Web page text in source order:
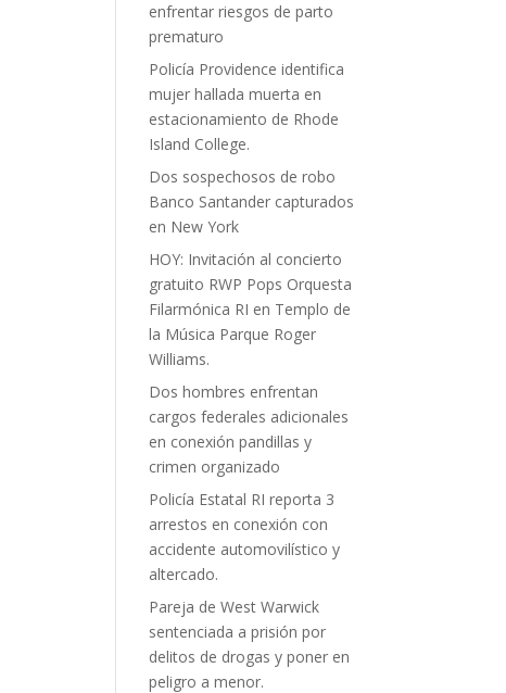
enfrentar riesgos de parto
prematuro
Policía Providence identifica
mujer hallada muerta en
estacionamiento de Rhode
Island College.
Dos sospechosos de robo
Banco Santander capturados
en New York
HOY: Invitación al concierto
gratuito RWP Pops Orquesta
Filarmónica RI en Templo de
la Música Parque Roger
Williams.
Dos hombres enfrentan
cargos federales adicionales
en conexión pandillas y
crimen organizado
Policía Estatal RI reporta 3
arrestos en conexión con
accidente automovilístico y
altercado.
Pareja de West Warwick
sentenciada a prisión por
delitos de drogas y poner en
peligro a menor.